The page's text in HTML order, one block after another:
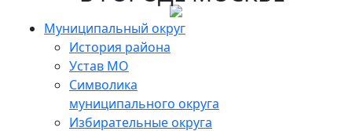
Муниципальный округ
История района
Устав МО
Символика
муниципального округа
Избирательные округа